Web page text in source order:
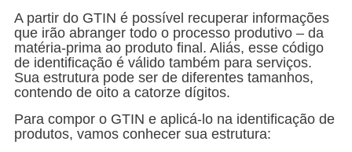
A partir do GTIN é possível recuperar informações
que irão abranger todo o processo produtivo – da
matéria-prima ao produto final. Aliás, esse código
de identificação é válido também para serviços.
Sua estrutura pode ser de diferentes tamanhos,
contendo de oito a catorze dígitos.
Para compor o GTIN e aplicá-lo na identificação de
produtos, vamos conhecer sua estrutura: